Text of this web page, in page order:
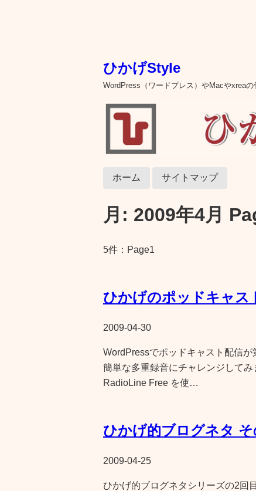
ひかげStyle
WordPress（ワードプレス）やMacやxrea
ホーム サイトマップ
月: 2009年4月
5件：Page1
ひかげのポッドキャス
2009-04-30
WordPressでポッドキャスト配信が
簡単な多重録音にチャレンジして
RadioLine Free を使…
ひかげ的ブログネタ そ
2009-04-25
ひかげ的ブログネタシリーズの2回